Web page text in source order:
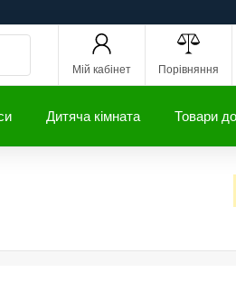
Мій кабінет Порівняння
Дитяча кімната Товари